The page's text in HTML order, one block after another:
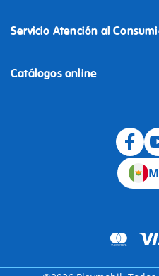
Servicio Atención al
Catálogos online